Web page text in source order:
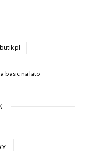
basic na lato